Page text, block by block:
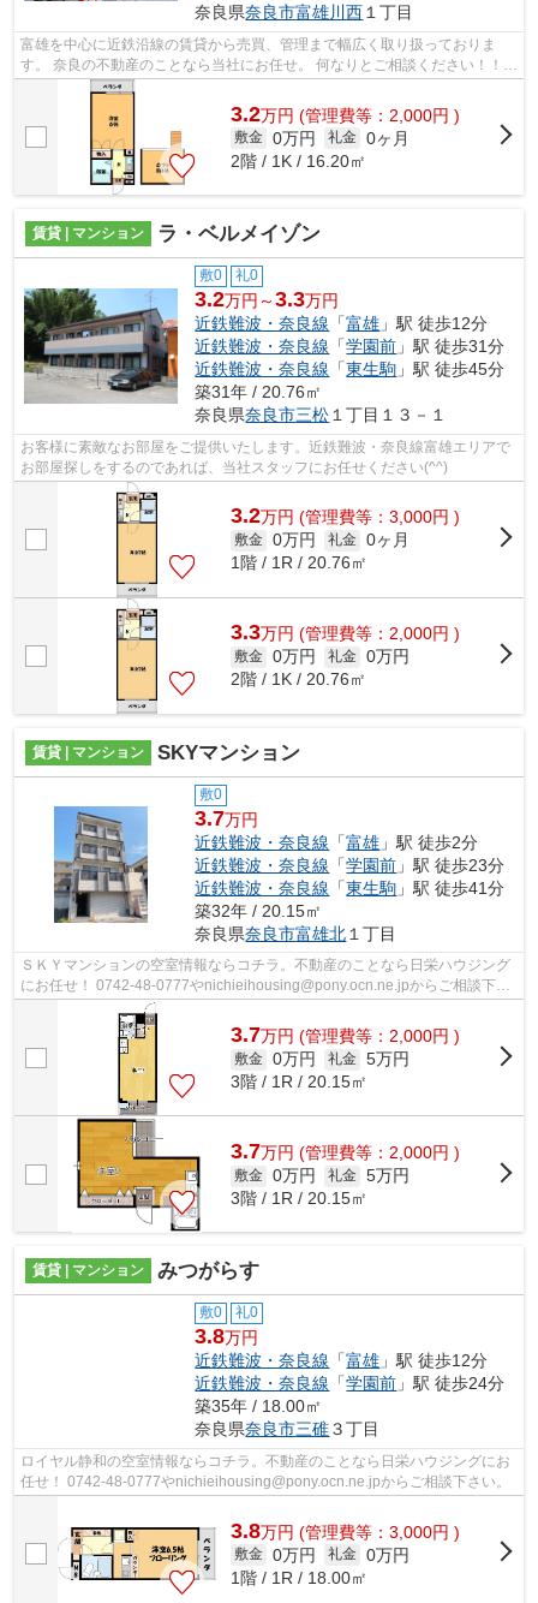
奈良県奈良市富雄川西 １丁目
富雄を中心に近鉄沿線の賃貸から売買、管理まで幅広く取り扱っておりま
す。 奈良の不動産のことなら当社にお任せ。 何なりとご相談ください！！
その他沿線の物件も取り扱っております...
3.2万円 (管理費等：2,000円 )
敷金 0万円 礼金 0ヶ月
2階 / 1K / 16.20㎡
賃貸 | マンション ラ・ベルメイゾン
敷0 礼0
3.2万円～3.3万円
近鉄難波・奈良線 「富雄 」駅 徒歩12分
近鉄難波・奈良線 「学園前 」駅 徒歩31分
近鉄難波・奈良線 「東生駒 」駅 徒歩45分
築31年 / 20.76㎡
奈良県奈良市三松 １丁目１３－１
お客様に素敵なお部屋をご提供いたします。近鉄難波・奈良線富雄エリアで
お部屋探しをするのであれば、当社スタッフにお任せください(^^)
3.2万円 (管理費等：3,000円 )
敷金 0万円 礼金 0ヶ月
1階 / 1R / 20.76㎡
3.3万円 (管理費等：2,000円 )
敷金 0万円 礼金 0万円
2階 / 1K / 20.76㎡
賃貸 | マンション SKYマンション
敷0
3.7万円
近鉄難波・奈良線 「富雄 」駅 徒歩2分
近鉄難波・奈良線 「学園前 」駅 徒歩23分
近鉄難波・奈良線 「東生駒 」駅 徒歩41分
築32年 / 20.15㎡
奈良県奈良市富雄北 １丁目
ＳＫＹマンションの空室情報ならコチラ。不動産のことなら日栄ハウジング
にお任せ！ 0742-48-0777やnichieihousing@pony.ocn.ne.jpからご相談下さ
3.7万円 (管理費等：2,000円 )
敷金 0万円 礼金 5万円
3階 / 1R / 20.15㎡
3.7万円 (管理費等：2,000円 )
敷金 0万円 礼金 5万円
3階 / 1R / 20.15㎡
賃貸 | マンション みつがらす
敷0 礼0
3.8万円
近鉄難波・奈良線 「富雄 」駅 徒歩12分
近鉄難波・奈良線 「学園前 」駅 徒歩24分
築35年 / 18.00㎡
奈良県奈良市三碓３丁目
ロイヤル静和の空室情報ならコチラ。不動産のことなら日栄ハウジングにお
任せ！ 0742-48-0777やnichieihousing@pony.ocn.ne.jpからご相談下さい。
3.8万円 (管理費等：3,000円 )
敷金 0万円 礼金 0万円
1階 / 1R / 18.00㎡